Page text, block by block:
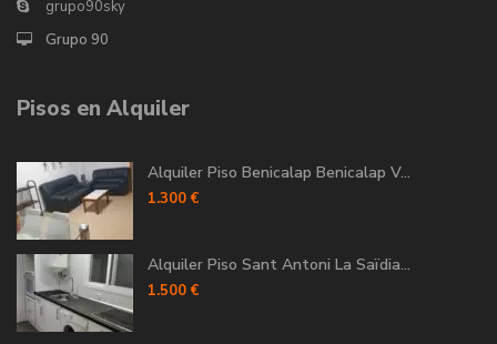
grupo90sky
Grupo 90
Pisos en Alquiler
Alquiler Piso Benicalap Benicalap V...
1.300 €
Alquiler Piso Sant Antoni La Saïdia...
1.500 €